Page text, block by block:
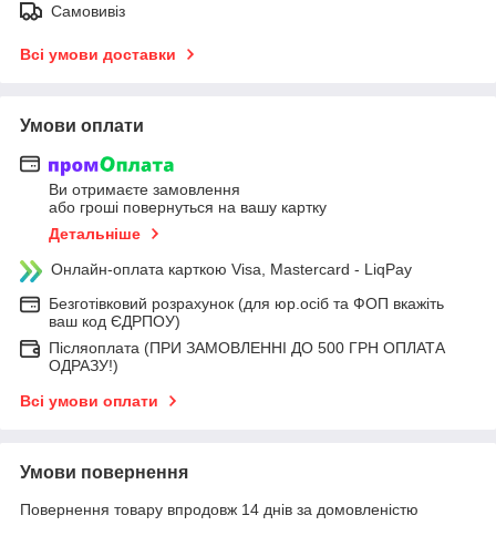
Самовивіз
Всі умови доставки
Умови оплати
Ви отримаєте замовлення
або гроші повернуться на вашу картку
Детальніше
Онлайн-оплата карткою Visa, Mastercard - LiqPay
Безготівковий розрахунок (для юр.осіб та ФОП вкажіть
ваш код ЄДРПОУ)
Післяоплата (ПРИ ЗАМОВЛЕННІ ДО 500 ГРН ОПЛАТА
ОДРАЗУ!)
Всі умови оплати
Умови повернення
Повернення товару впродовж 14 днів за домовленістю